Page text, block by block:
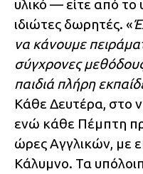
υλικό — είτε από το
ιδιώτες δωρητές. «
να κάνουμε
σύγχρονες
παιδιά πλήρη
Κάθε Δευτέρα, στο
ενώ κάθε Πέμπτη
ώρες Αγγλικών, με
Κάλυμνο. Τα